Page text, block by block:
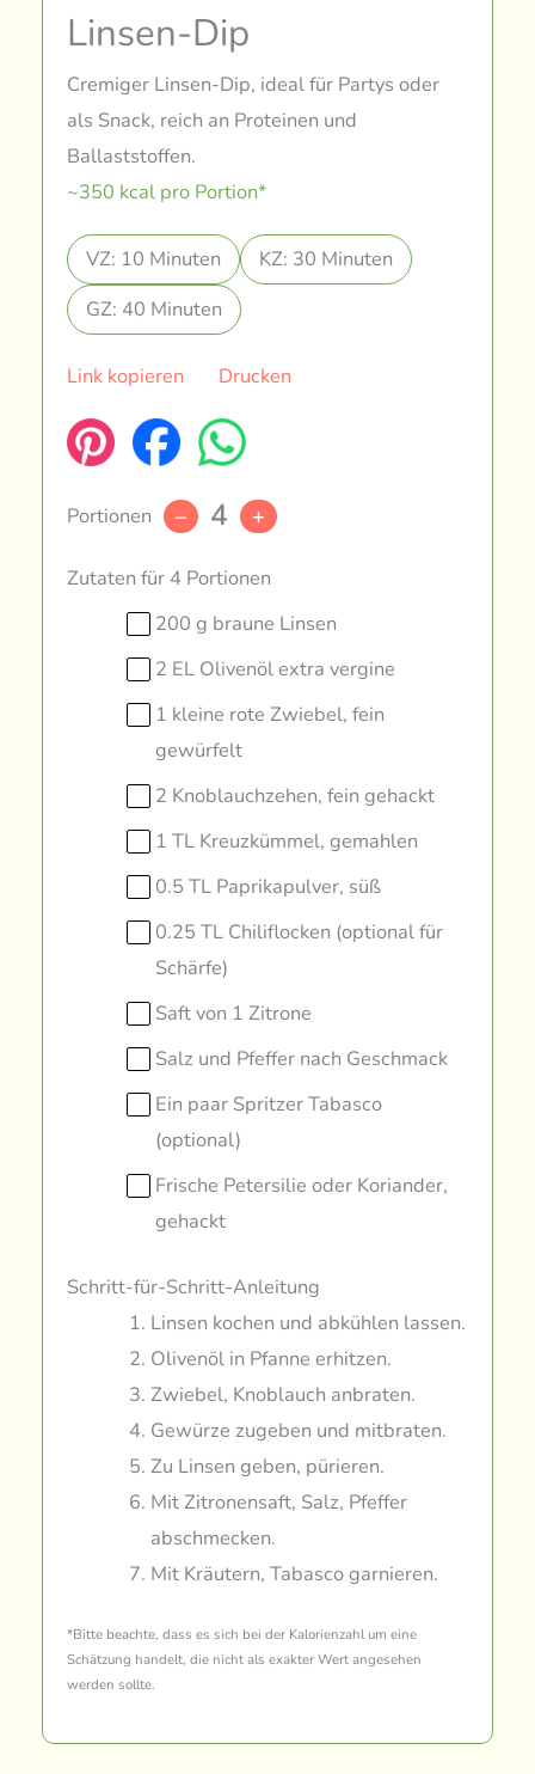
Linsen-Dip
Cremiger Linsen-Dip, ideal für Partys oder
als Snack, reich an Proteinen und
Ballaststoffen.
~350 kcal pro Portion*
VZ: 10 Minuten
KZ: 30 Minuten
GZ: 40 Minuten
Link kopieren Drucken
Portionen – 4 +
Zutaten für 4 Portionen
200 g braune Linsen
2 EL Olivenöl extra vergine
1 kleine rote Zwiebel, fein
gewürfelt
2 Knoblauchzehen, fein gehackt
1 TL Kreuzkümmel, gemahlen
0.5 TL Paprikapulver, süß
0.25 TL Chiliflocken (optional für
Schärfe)
Saft von 1 Zitrone
Salz und Pfeffer nach Geschmack
Ein paar Spritzer Tabasco
(optional)
Frische Petersilie oder Koriander,
gehackt
Schritt-für-Schritt-Anleitung
Linsen kochen und abkühlen lassen.
Olivenöl in Pfanne erhitzen.
Zwiebel, Knoblauch anbraten.
Gewürze zugeben und mitbraten.
Zu Linsen geben, pürieren.
Mit Zitronensaft, Salz, Pfeffer
abschmecken.
Mit Kräutern, Tabasco garnieren.
*Bitte beachte, dass es sich bei der Kalorienzahl um eine
Schätzung handelt, die nicht als exakter Wert angesehen
werden sollte.